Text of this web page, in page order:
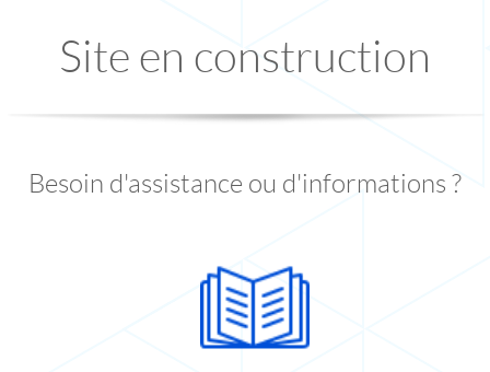
Site en construction
Besoin d'assistance ou d'informations ?